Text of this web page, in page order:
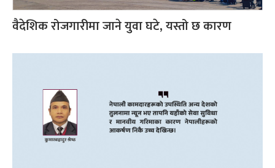
वैदेशिक रोजगारीमा जाने युवा घटे, यस्तो छ कारण